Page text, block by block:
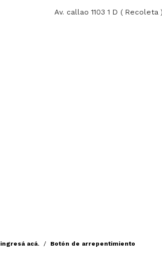
Av. callao 1103 1 D ( Recoleta )
ingresá acá. / Botón de arrepentimiento